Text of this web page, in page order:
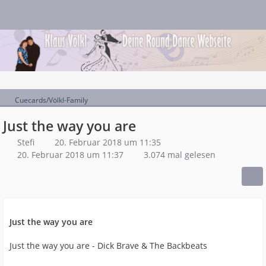
Cuecards/Völkl-Family
Just the way you are
Stefi
20. Februar 2018 um 11:35
20. Februar 2018 um 11:37
3.074 mal gelesen
Just the way you are
Just the way you are - Dick Brave & The Backbeats